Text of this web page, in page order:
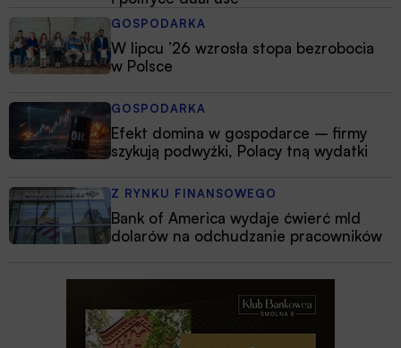
GOSPODARKA
W lipcu ’26 wzrosła stopa bezrobocia
w Polsce
GOSPODARKA
Efekt domina w gospodarce – firmy
szykują podwyżki, Polacy tną wydatki
Z RYNKU FINANSOWEGO
Bank of America wydaje ćwierć mld
dolarów na odchudzanie pracowników